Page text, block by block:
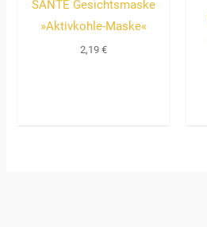
SANTE Gesichtsmaske
»Aktivkohle-Maske«
2,19€